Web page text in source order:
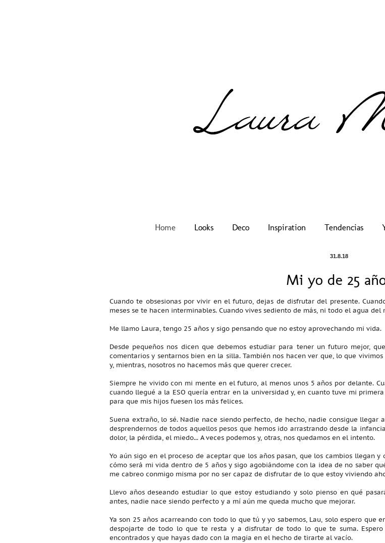
Home Looks Deco Inspiration Tendencias
31.8.18
Mi yo de 25
Cuando te obsesionas por vivir en el futuro, dejas de disfrutar del presente.
meses se te hacen interminables. Cuando vives sediento de más, ni todo el agua del
Me llamo Laura, tengo 25 años y sigo pensando que no estoy aprovechando mi vida.
Desde pequeños nos dicen que debemos estudiar para tener un futuro mejor,
comentarios y sentarnos bien en la silla. También nos hacen ver que, lo que
y, mientras, nosotros no hacemos más que querer crecer.
Siempre he vivido con mi mente en el futuro, al menos unos 5 años por delante.
cuando llegué a la ESO quería entrar en la universidad y, en cuanto tuve mi
para que mis hijos fuesen los más felices.
Suena extraño, lo sé. Nadie nace siendo perfecto, de hecho, nadie consigue
desprendernos de todos aquellos pesos que hemos ido arrastrando desde la
dolor, la pérdida, el miedo... A veces podemos y, otras, nos quedamos en el intento.
Yo aún sigo en el proceso de aceptar que los años pasan, que los cambios llegan
cómo será mi vida dentro de 5 años y sigo agobiándome con la idea de no saber
me cabreo conmigo misma por no ser capaz de disfrutar de lo que estoy viviendo
Llevo años deseando estudiar lo que estoy estudiando y solo pienso en qué
antes, nadie nace siendo perfecto y a mí aún me queda mucho que mejorar.
Ya son 25 años acarreando con todo lo que tú y yo sabemos, Lau, solo espero que
despojarte de todo lo que te resta y a disfrutar de todo lo que te suma.
encontrados y que hayas dado con la magia en el hecho de tirarte al vacío.